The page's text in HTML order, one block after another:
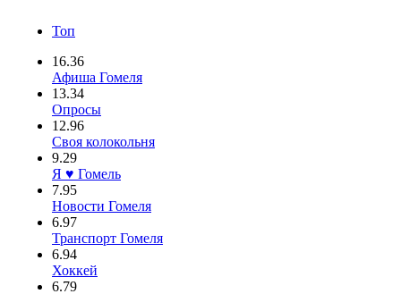
Топ
16.36
Афиша Гомеля
13.34
Опросы
12.96
Своя колокольня
9.29
Я ♥ Гомель
7.95
Новости Гомеля
6.97
Транспорт Гомеля
6.94
Хоккей
6.79